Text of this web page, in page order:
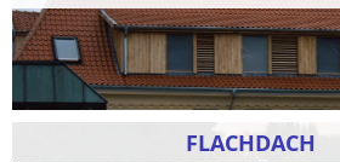
FLACHDACH